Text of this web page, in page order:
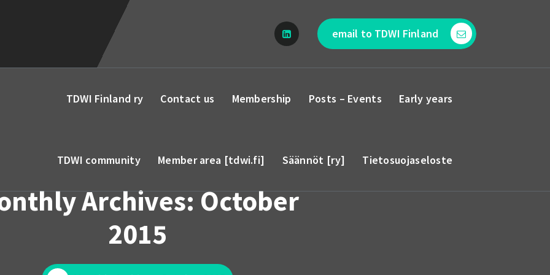
email to TDWI Finland
TDWI Finland ry Contact us Membership Posts – Events Early years
TDWI community Member area [tdwi.fi] Säännöt [ry] Tietosuojaseloste
Archives: October
2015